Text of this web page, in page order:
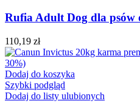
Rufia Adult Dog dla psów
110,19 zł
Dodaj do koszyka
Szybki podgląd
Dodaj do listy ulubionych